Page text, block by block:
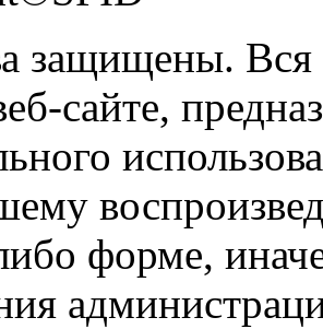
защищены.
сайте,
форме,